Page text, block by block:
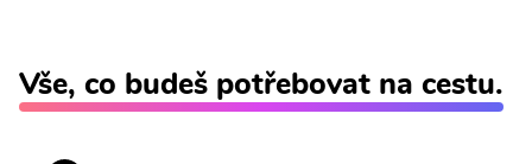
Vše, co budeš potřebovat na cestu.